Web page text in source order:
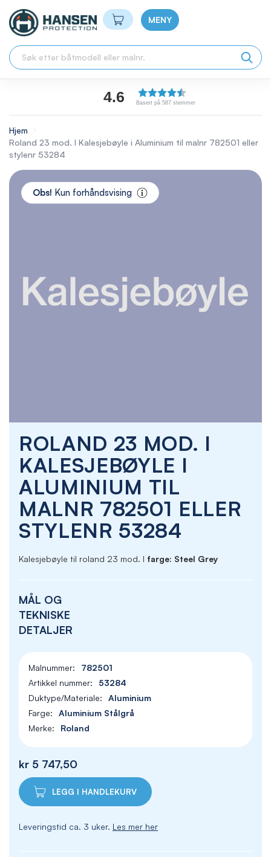
Min handlekurv
MENY
4.6 Basert på 587 stemmer
Hjem
Roland 23 mod. I Kalesjebøyle i Aluminium til malnr 782501 eller
stylenr 53284
ROLAND 23 MOD. I
KALESJEBØYLE I
ALUMINIUM TIL
MALNR 782501 ELLER
STYLENR 53284
Kalesjebøyle til roland 23 mod. I farge: Steel Grey
MÅL OG
TEKNISKE
DETALJER
782501
53284
Aluminium
Aluminium Stålgrå
Roland
kr 5 747,50
LEGG I HANDLEKURV
Leveringstid ca. 3 uker. Les mer her
Skip
Obs! Kun forhåndsvising
the
beginning
the
images
gallery